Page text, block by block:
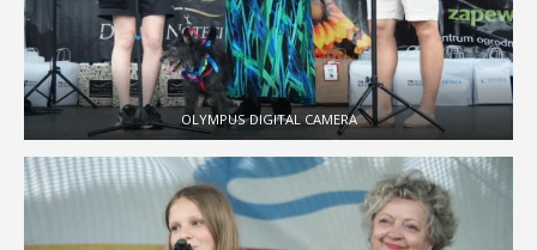
OLYMPUS DIGITAL CAMERA